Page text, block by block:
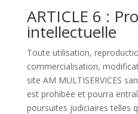
ARTICLE 6 :
intellectuelle
Toute utilisation,
commercialisation,
site AM MULTISERVICES
est prohibée et pourra
poursuites judiciaires telles